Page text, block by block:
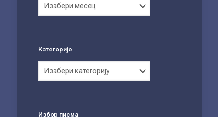
Категорије
Избор писма